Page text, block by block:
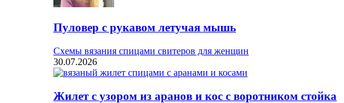
Пуловер с рукавом летучая мышь
Схемы вязания спицами свитеров для женщин
30.07.2026
Жилет с узором из аранов и кос с воротником стойка